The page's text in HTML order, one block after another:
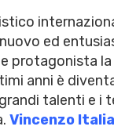
ed
protagonista la
anni è
talenti e i
Vincenzo